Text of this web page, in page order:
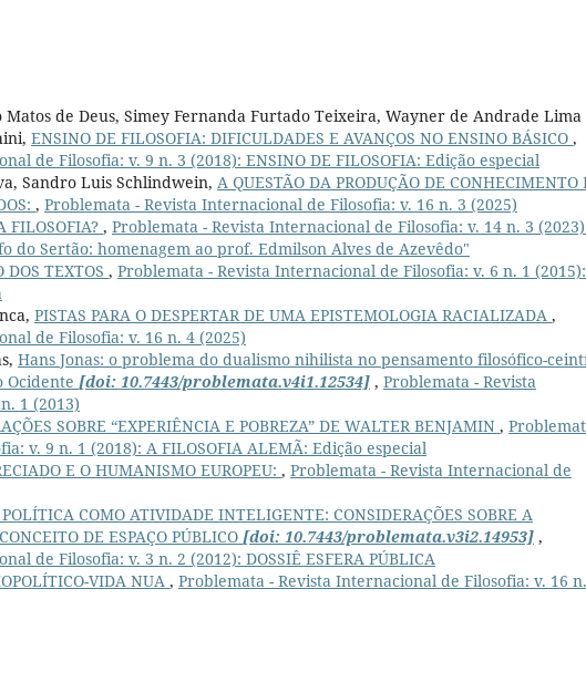
de Deus, Simey Fernanda Furtado Teixeira, Wayner de Andrade Lima
ENSINO DE FILOSOFIA: DIFICULDADES E AVANÇOS NO ENSINO BÁSICO ,
de Filosofia: v. 9 n. 3 (2018): ENSINO DE FILOSOFIA: Edição especial
Sandro Luis Schlindwein, A QUESTÃO DA PRODUÇÃO DE CONHECIMENTO
, Problemata - Revista Internacional de Filosofia: v. 16 n. 3 (2025)
FILOSOFIA? , Problemata - Revista Internacional de Filosofia: v. 14 n. 3
do Sertão: homenagem ao prof. Edmilson Alves de Azevêdo"
DOS TEXTOS , Problemata - Revista Internacional de Filosofia: v. 6 n. 1 (2015):
PISTAS PARA O DESPERTAR DE UMA EPISTEMOLOGIA RACIALIZADA ,
de Filosofia: v. 16 n. 4 (2025)
Hans Jonas: o problema do dualismo nihilista no pensamento filosófico-
Ocidente [doi: 10.7443/problemata.v4i1.12534] , Problemata - Revista
1 (2013)
SOBRE “EXPERIÊNCIA E POBREZA” DE WALTER BENJAMIN ,
v. 9 n. 1 (2018): A FILOSOFIA ALEMÃ: Edição especial
E O HUMANISMO EUROPEU: , Problemata - Revista Internacional de
COMO ATIVIDADE INTELIGENTE: CONSIDERAÇÕES SOBRE A
DE ESPAÇO PÚBLICO [doi: 10.7443/problemata.v3i2.14953] ,
de Filosofia: v. 3 n. 2 (2012): DOSSIÊ ESFERA PÚBLICA
VIDA NUA , Problemata - Revista Internacional de Filosofia: v. 16